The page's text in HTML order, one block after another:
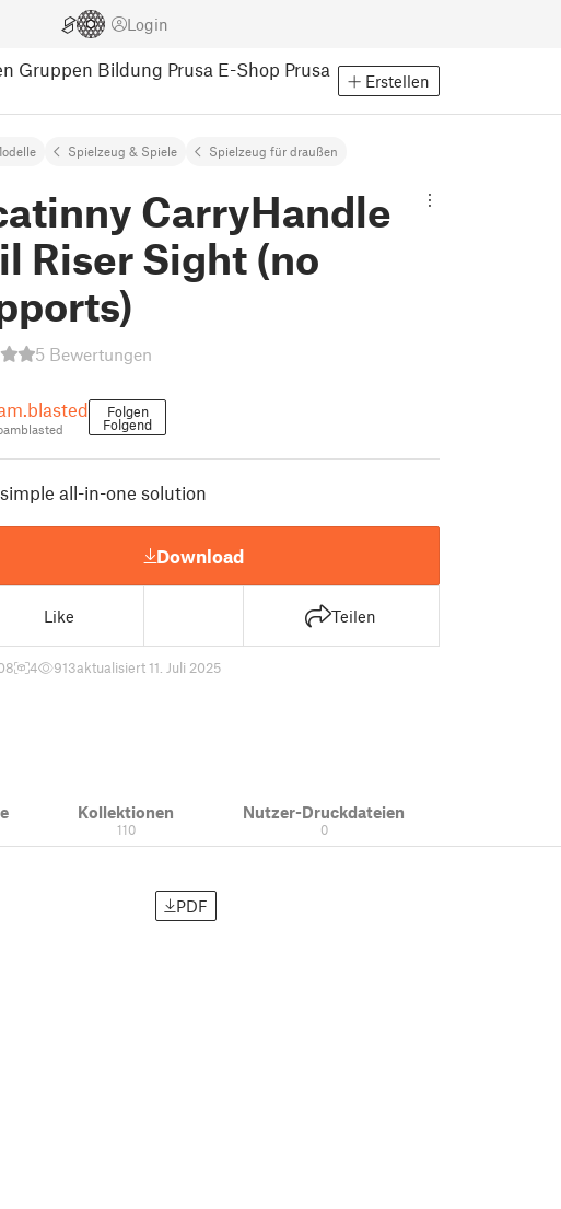
Login
Gruppen Bildung Prusa E-Shop Prusa
Erstellen
Spielzeug & Spiele Spielzeug für draußen
CarryHandle
Riser Sight (no
5 Bewertungen
Folgen
Folgend
all-in-one solution
Download
Like Teilen
4 913aktualisiert 11. Juli 2025
Kollektionen
110
Nutzer-Druckdateien
0
PDF